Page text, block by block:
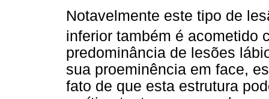
Notavelmente este tipo de
inferior também é acometido
predominância de lesões
sua proeminência em face,
fato de que esta estrutura